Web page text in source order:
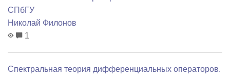
СПбГУ
Николай Филонов
1
Спектральная теория дифференциальных операторов.